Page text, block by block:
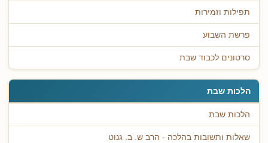
תפילות וזמירות
פרשת השבוע
סרטונים לכבוד שבת
הלכות שבת
הלכות שבת
שאלות ותשובות בהלכה - הרב ש. ב. גנוט